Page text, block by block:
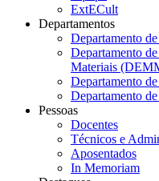
ExtECult
Departamentos
Departamento
Departamento
Materiais
Departamento
Departamento
Pessoas
Docentes
Técnicos e
Aposentados
In Memoriam